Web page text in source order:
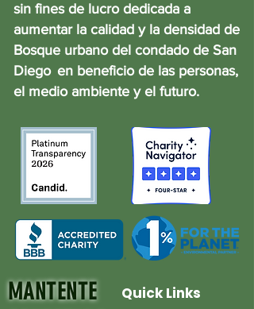
sin fines de lucro dedicada a
aumentar la calidad y la densidad de
Bosque urbano del condado de San
Diego en beneficio de las personas,
el medio ambiente y el futuro.
MANTENTE
Quick Links